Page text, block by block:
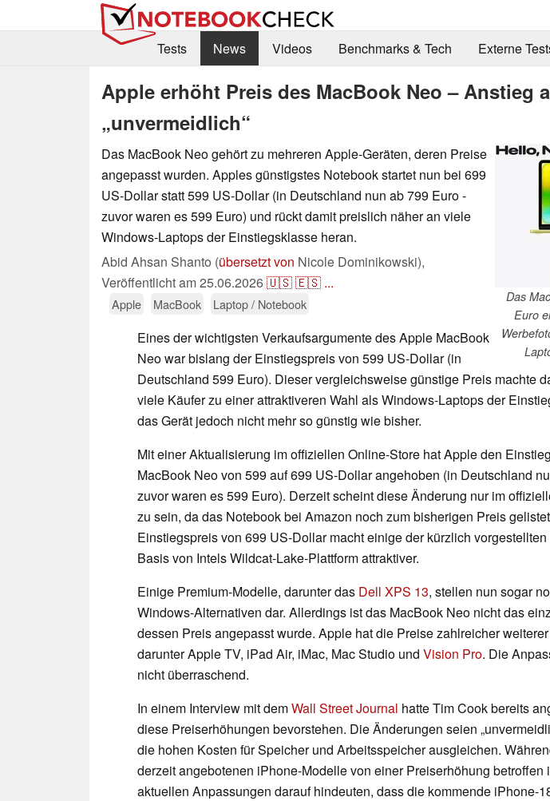
Tests
News Videos Benchmarks & Tech Externe
Apple erhöht Preis des MacBook Neo – Anstieg
„unvermeidlich“
Das
Euro
Das MacBook Neo gehört zu mehreren Apple-Geräten, deren Preise
angepasst wurden. Apples günstigstes Notebook startet nun bei 699
US-Dollar statt 599 US-Dollar (in Deutschland nun ab 799 Euro -
zuvor waren es 599 Euro) und rückt damit preislich näher an viele
Windows-Laptops der Einstiegsklasse heran.
Abid Ahsan Shanto (übersetzt von Nicole Dominikowski),
Veröffentlicht am25.06.2026🇺🇸🇪🇸 ...
Apple MacBook Laptop / Notebook
Eines der wichtigsten Verkaufsargumente des Apple MacBook
Neo war bislang der Einstiegspreis von 599 US-Dollar (in
Deutschland 599 Euro). Dieser vergleichsweise günstige Preis machte
viele Käufer zu einer attraktiveren Wahl als Windows-Laptops der
das Gerät jedoch nicht mehr so günstig wie bisher.
Mit einer Aktualisierung im offiziellen Online-Store hat Apple den
MacBook Neo von 599 auf 699 US-Dollar angehoben (in Deutschland
zuvor waren es 599 Euro). Derzeit scheint diese Änderung nur im
zu sein, da das Notebook bei Amazon noch zum bisherigen Preis
Einstiegspreis von 699 US-Dollar macht einige der kürzlich
Basis von Intels Wildcat-Lake-Plattform attraktiver.
Einige Premium-Modelle, darunter das Dell XPS 13, stellen nun sogar
Windows-Alternativen dar. Allerdings ist das MacBook Neo nicht das
dessen Preis angepasst wurde. Apple hat die Preise zahlreicher
darunter Apple TV, iPad Air, iMac, Mac Studio und Vision Pro. Die
nicht überraschend.
In einem Interview mit demWall Street Journal hatte Tim Cook bereits
diese Preiserhöhungen bevorstehen. Die Änderungen seien
die hohen Kosten für Speicher und Arbeitsspeicher ausgleichen.
derzeit angebotenen iPhone-Modelle von einer Preiserhöhung betroffen
aktuellen Anpassungen darauf hindeuten, dass die kommende iPhone-